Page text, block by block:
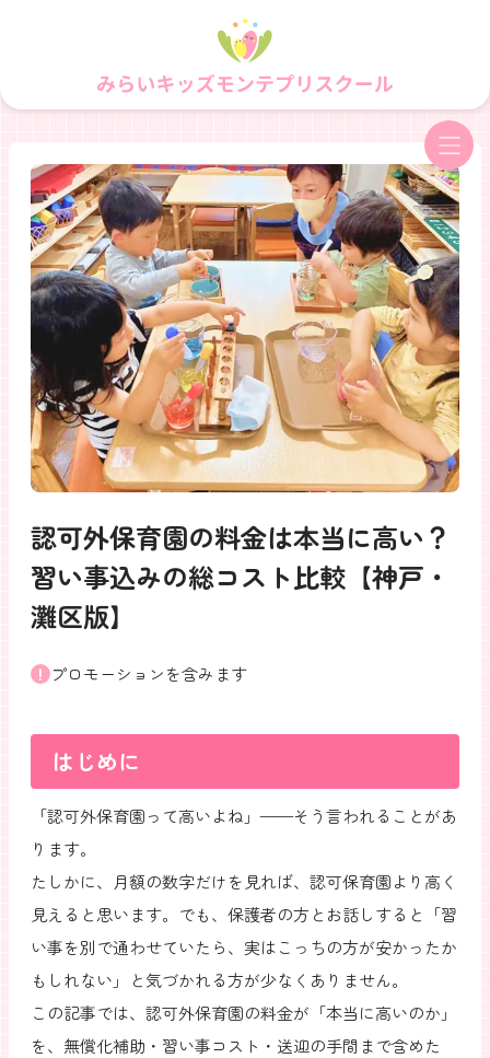
認可外保育園の料金は本当に高い？
習い事込みの総コスト比較【神戸・
灘区版】
プロモーションを含みます
はじめに
「認可外保育園って高いよね」——そう言われることがあ
ります。
たしかに、月額の数字だけを見れば、認可保育園より高く
見えると思います。でも、保護者の方とお話しすると「習
い事を別で通わせていたら、実はこっちの方が安かったか
もしれない」と気づかれる方が少なくありません。
この記事では、認可外保育園の料金が「本当に高いのか」
を、無償化補助・習い事コスト・送迎の手間まで含めた